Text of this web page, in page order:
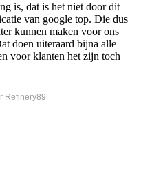
is, dat is het niet door dit
van google top. Die dus
kunnen maken voor ons
doen uiteraard bijna alle
voor klanten het zijn toch
Refinery89